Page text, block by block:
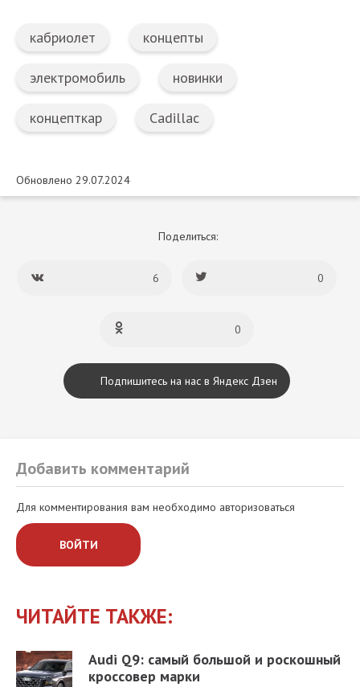
кабриолет концепты
электромобиль новинки
концепткар Cadillac
Обновлено 29.07.2024
Поделиться:
6 0
0
Подпишитесь на нас в Яндекс Дзен
Добавить комментарий
Для комментирования вам необходимо авторизоваться
ВОЙТИ
ЧИТАЙТЕ ТАКЖЕ:
Audi Q9: самый большой и роскошный
кроссовер марки